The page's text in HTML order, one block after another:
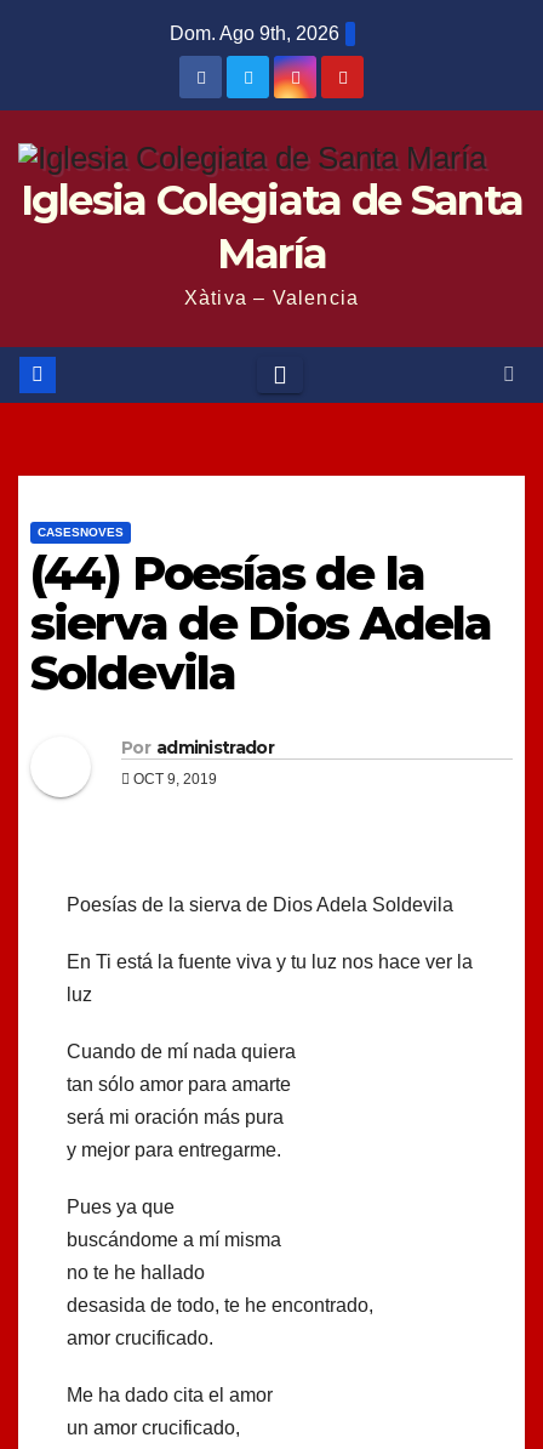
Dom. Ago 9th, 2026
Iglesia Colegiata de Santa
María
Xàtiva – Valencia
CASESNOVES
(44) Poesías de la
sierva de Dios Adela
Soldevila
Por administrador
OCT 9, 2019
Poesías de la sierva de Dios Adela Soldevila
En Ti está la fuente viva y tu luz nos hace ver la
luz
Cuando de mí nada quiera
tan sólo amor para amarte
será mi oración más pura
y mejor para entregarme.
Pues ya que
buscándome a mí misma
no te he hallado
desasida de todo, te he encontrado,
amor crucificado.
Me ha dado cita el amor
un amor crucificado,